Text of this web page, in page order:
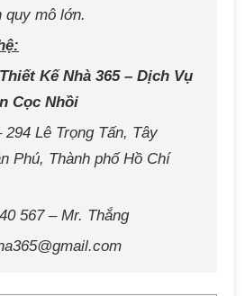
quy mô lớn.
Thiết Kế Nhà 365 – Dịch Vụ
Cọc Nhồi
294 Lê Trọng Tấn, Tây
Phú, Thành phố Hồ Chí
567 – Mr. Thắng